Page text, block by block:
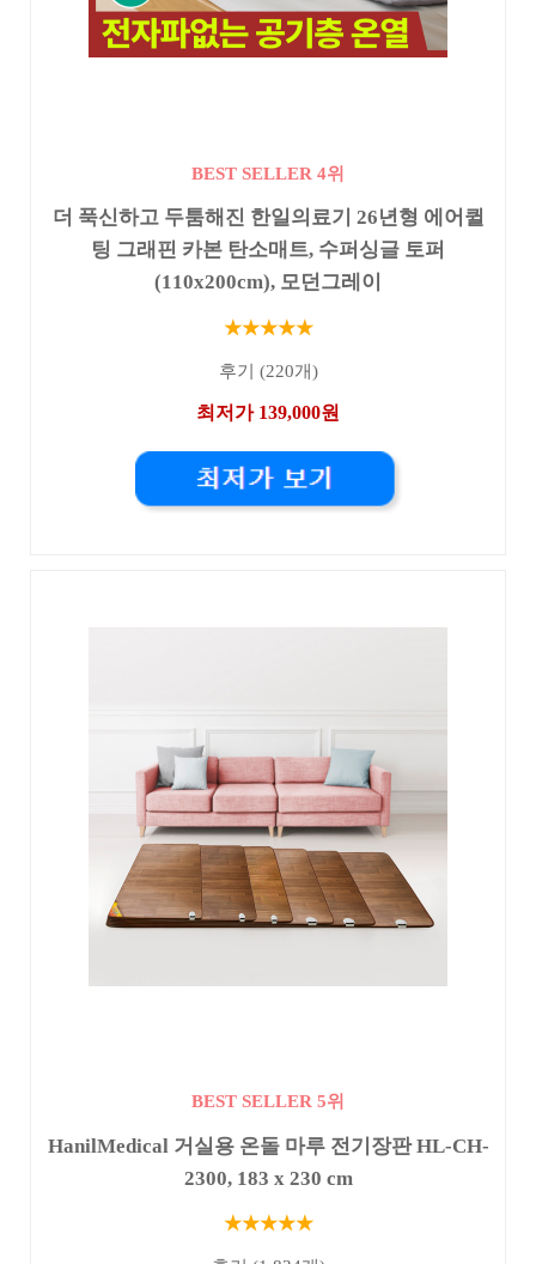
BEST SELLER 4위
더 푹신하고 두툼해진 한일의료기 26년형 에어퀼
팅 그래핀 카본 탄소매트, 수퍼싱글 토퍼
(110x200cm), 모던그레이
★★★★★
후기 (220개)
최저가 139,000원
BEST SELLER 5위
HanilMedical 거실용 온돌 마루 전기장판 HL-CH-
2300, 183 x 230 cm
★★★★★